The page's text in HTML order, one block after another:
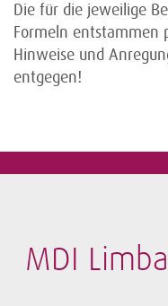
Die für die jeweilige
Formeln entstammen
Hinweise und
entgegen!
MDI